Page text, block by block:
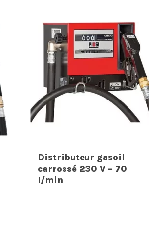
Distributeur gasoil
carrossé 230 V – 70
l/min